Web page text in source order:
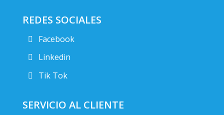
REDES SOCIALES
Facebook
Linkedin
Tik Tok
SERVICIO AL CLIENTE